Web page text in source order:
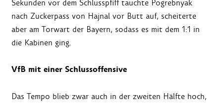
Sekunden vor dem Schlusspfiff tauchte Pogrebnyak
nach Zuckerpass von Hajnal vor Butt auf, scheiterte
aber am Torwart der Bayern, sodass es mit dem 1:1 in
die Kabinen ging.
VfB mit einer Schlussoffensive
Das Tempo blieb zwar auch in der zweiten Hälfte hoch,